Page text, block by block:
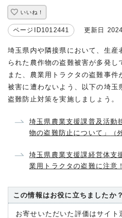
いいね！
ページID1012441 更新日 2024
埼玉県内や隣接県において、生産
られた農作物の盗難被害が多発し
また、農業用トラクタの盗難事件
被害に遭わないよう、以下の埼玉
盗難防止対策を実施しましょう。
埼玉県農業支援課普及活動
物の盗難防止について」
（
埼玉県農業支援課経営体支
業用トラクタの盗難に注意
この情報はお役に立ちましたか？
お寄せいただいた評価はサイト